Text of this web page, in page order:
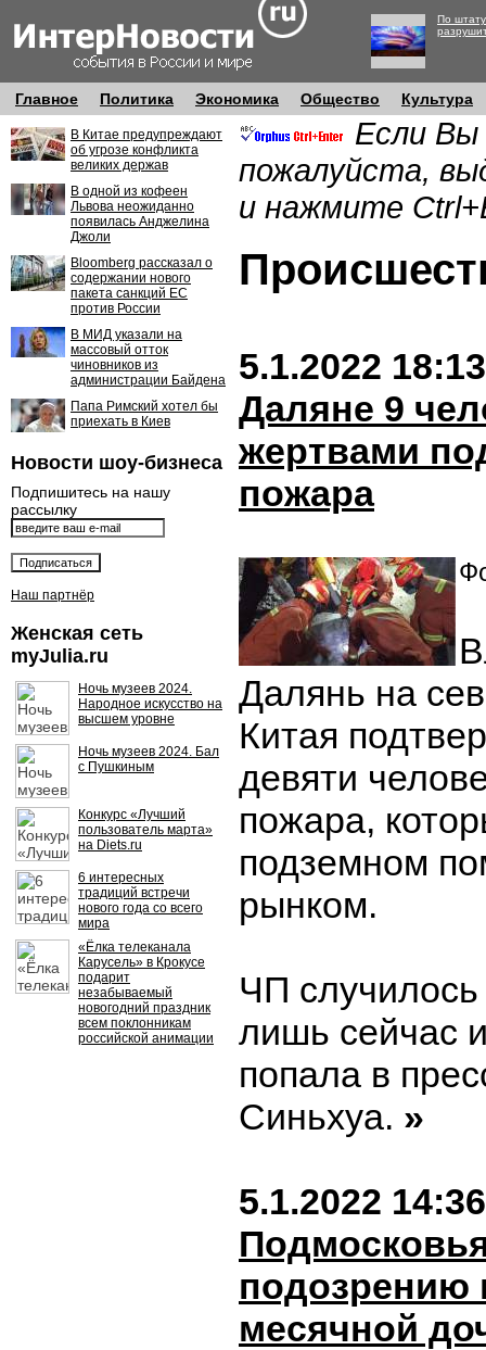
По
Главное Политика Экономика Общество Культура
В Китае предупреждают
об угрозе конфликта
великих держав
В одной из кофеен
Львова неожиданно
появилась Анджелина
Джоли
Bloomberg рассказал о
содержании нового
пакета санкций ЕС
против России
В МИД указали на
массовый отток
чиновников из
администрации Байдена
Папа Римский хотел бы
приехать в Киев
Новости шоу-бизнеса
Подпишитесь на нашу
рассылку
Наш партнёр
Женская сеть
myJulia.ru
Ночь музеев 2024.
Народное искусство на
высшем уровне
Ночь музеев 2024. Бал
с Пушкиным
Конкурс «Лучший
пользователь марта»
на Diets.ru
6 интересных
традиций встречи
нового года со всего
мира
«Ёлка телеканала
Карусель» в Крокусе
подарит
незабываемый
новогодний праздник
всем поклонникам
российской анимации
Если Вы
пожалуйста,
и нажмите
5.1.2022 18:13
Даляне 9
жертвами
пожара
Далянь на
Китая
девяти
пожара,
подземном
рынком.
ЧП
лишь сейчас
попала в
Синьхуа. »
5.1.2022 14:36
подозрению
месячной